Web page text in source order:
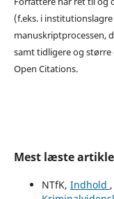
(f.eks. i
manuskriptprocessen,
samt tidligere og
Open Citations.
Mest læste
NTfK, Indhold ,